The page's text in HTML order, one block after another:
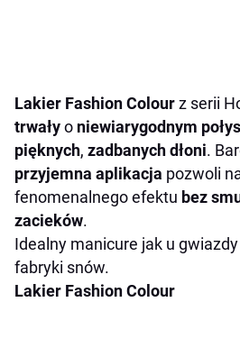
Lakier Fashion Colourz serii
trwałyo niewiarygodnym
pięknych, zadbanych dłoni.
przyjemna aplikacja pozwoli
fenomenalnego efektu bez
zacieków.
Idealny manicure jak u
fabryki snów.
Lakier Fashion Colour